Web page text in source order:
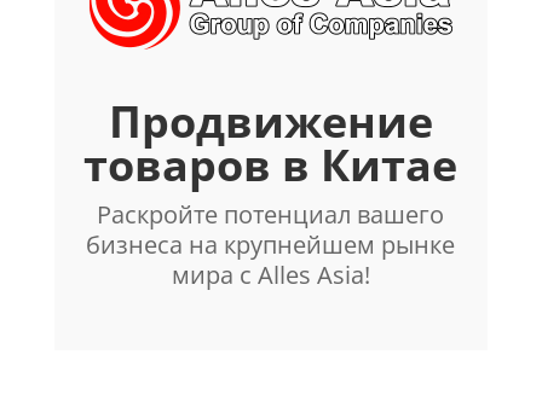
Продвижение
товаров в Китае
Раскройте потенциал вашего
бизнеса на крупнейшем рынке
мира с Alles Asia!